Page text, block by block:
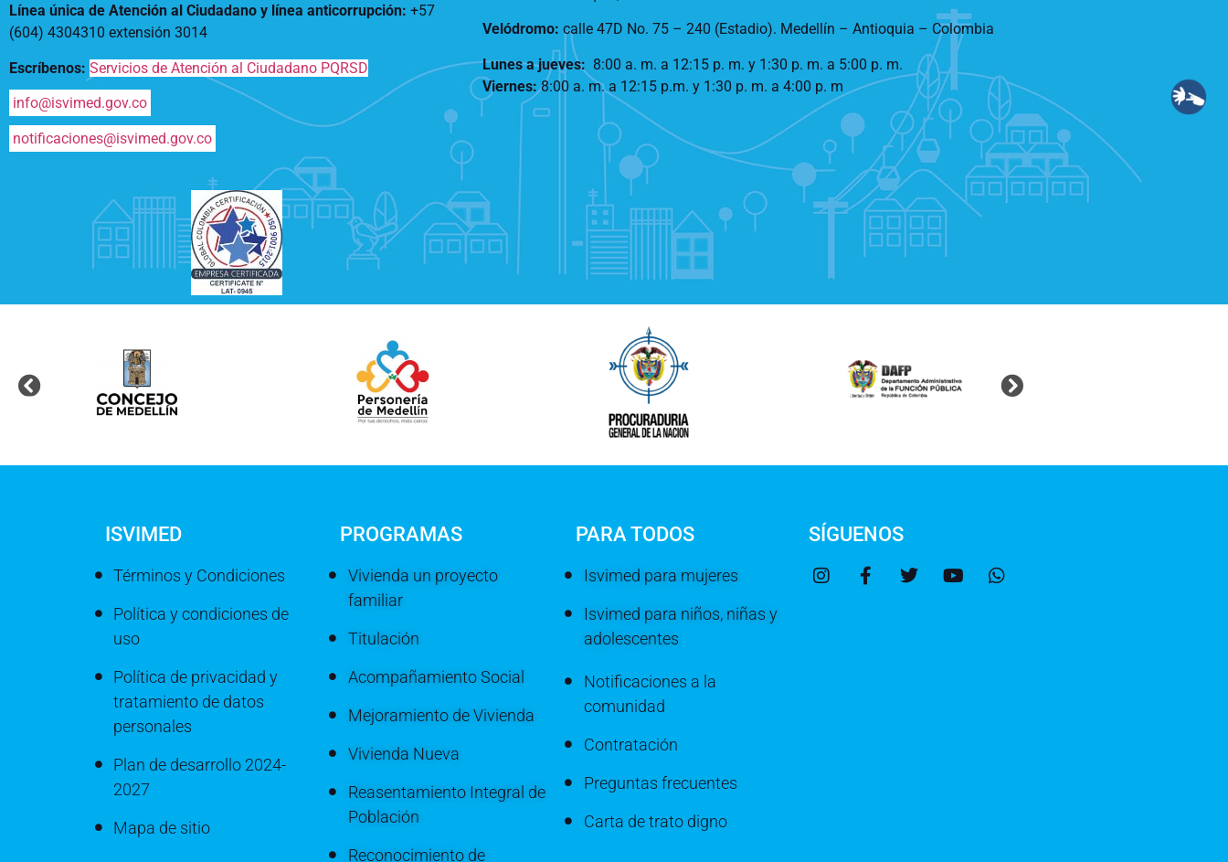
Línea única de Atención al Ciudadano y línea anticorrupción: +57
(604) 4304310 extensión 3014
Escríbenos: Servicios de Atención al Ciudadano PQRSD
info@isvimed.gov.co
notificaciones@isvimed.gov.co
Velódromo: calle 47D No. 75 – 240 (Estadio). Medellín – Antioquia – Colombia
Lunes a jueves: 8:00 a. m. a 12:15 p. m. y 1:30 p. m. a 5:00 p. m.
Viernes:8:00 a. m. a 12:15 p.m. y 1:30 p. m. a 4:00 p. m
ISVIMED
Términos y Condiciones
Política y condiciones de
uso
Política de privacidad y
tratamiento de datos
personales
Plan de desarrollo 2024-
2027
Mapa de sitio
PROGRAMAS
Vivienda un proyecto
familiar
Titulación
Acompañamiento Social
Mejoramiento de Vivienda
Vivienda Nueva
Reasentamiento Integral de
Población
Reconocimiento de
PARA TODOS
Isvimed para mujeres
Isvimed para niños, niñas y
adolescentes
Notificaciones a la
comunidad
Contratación
Preguntas frecuentes
Carta de trato digno
SÍGUENOS